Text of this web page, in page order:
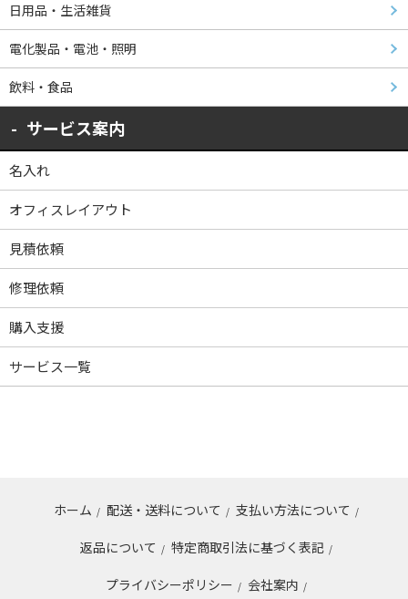
日用品・生活雑貨
電化製品・電池・照明
飲料・食品
サービス案内
名入れ
オフィスレイアウト
見積依頼
修理依頼
購入支援
サービス一覧
ホーム / 配送・送料について / 支払い方法について /
返品について / 特定商取引法に基づく表記 /
プライバシーポリシー / 会社案内 /